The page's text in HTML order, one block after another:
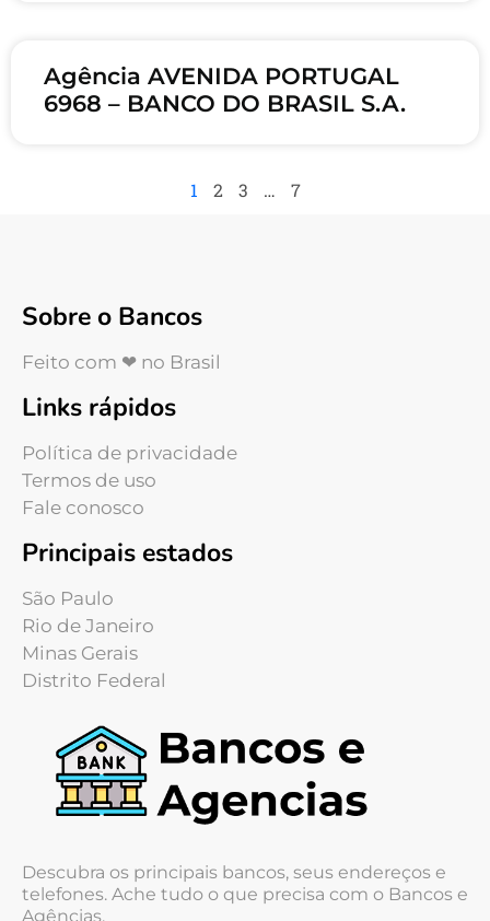
Agência AVENIDA PORTUGAL
6968 – BANCO DO BRASIL S.A.
1 2 3 … 7
Sobre o Bancos
Feito com ❤ no Brasil
Links rápidos
Política de privacidade
Termos de uso
Fale conosco
Principais estados
São Paulo
Rio de Janeiro
Minas Gerais
Distrito Federal
Descubra os principais bancos, seus endereços e
telefones. Ache tudo o que precisa com o Bancos e
Agências.